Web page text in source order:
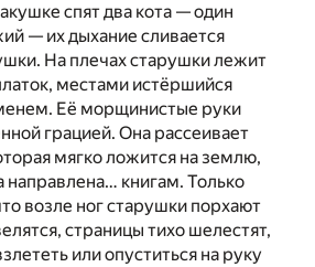
спят два кота — один
— их дыхание сливается
На плечах старушки лежит
местами истёршийся
Её морщинистые руки
грацией. Она рассеивает
мягко ложится на землю,
направлена… книгам. Только
возле ног старушки порхают
страницы тихо шелестят,
или опуститься на руку